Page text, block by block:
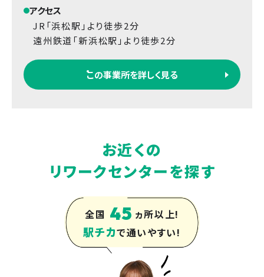
アクセス
JR「浜松駅」より徒歩2分
遠州鉄道「新浜松駅」より徒歩2分
この事業所を詳しく見る
お近くの
リワークセンターを探す
全国 45 ヵ所以上!
駅チカで通いやすい!